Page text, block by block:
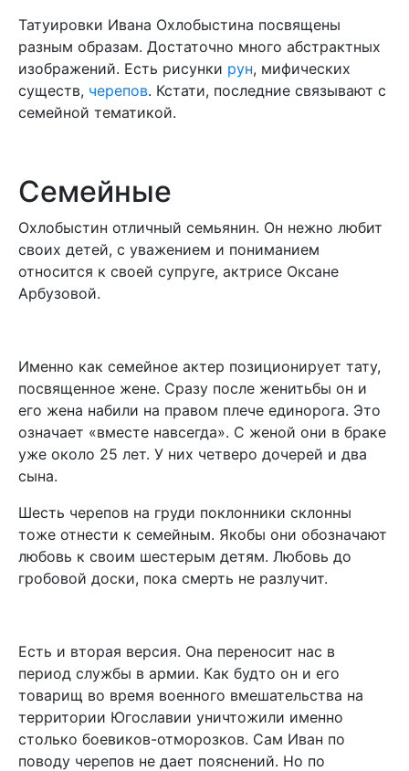
Татуировки Ивана Охлобыстина посвящены
разным образам. Достаточно много абстрактных
изображений. Есть рисунки рун, мифических
существ, черепов. Кстати, последние связывают с
семейной тематикой.
Семейные
Охлобыстин отличный семьянин. Он нежно любит
своих детей, с уважением и пониманием
относится к своей супруге, актрисе Оксане
Арбузовой.
Именно как семейное актер позиционирует тату,
посвященное жене. Сразу после женитьбы он и
его жена набили на правом плече единорога. Это
означает «вместе навсегда». С женой они в браке
уже около 25 лет. У них четверо дочерей и два
сына.
Шесть черепов на груди поклонники склонны
тоже отнести к семейным. Якобы они обозначают
любовь к своим шестерым детям. Любовь до
гробовой доски, пока смерть не разлучит.
Есть и вторая версия. Она переносит нас в
период службы в армии. Как будто он и его
товарищ во время военного вмешательства на
территории Югославии уничтожили именно
столько боевиков-отморозков. Сам Иван по
поводу черепов не дает пояснений. Но по